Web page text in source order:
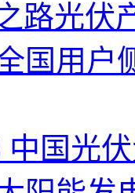
路光伏
国用户
中国光